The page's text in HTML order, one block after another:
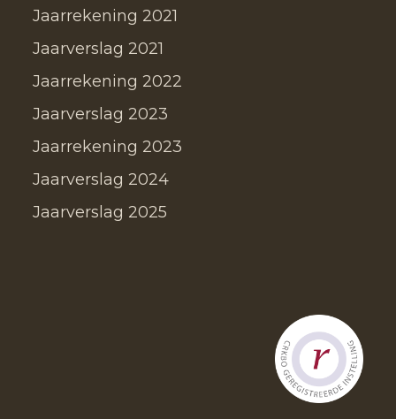
Jaarrekening 2021
Jaarverslag 2021
Jaarrekening 2022
Jaarverslag 2023
Jaarrekening 2023
Jaarverslag 2024
Jaarverslag 2025